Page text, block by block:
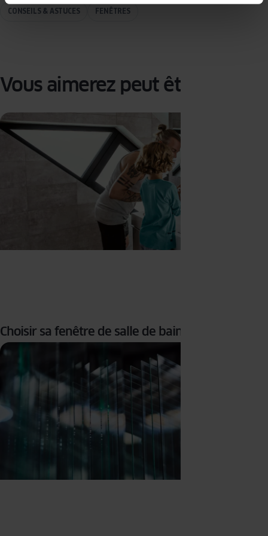
CONSEILS & ASTUCES FENÊTRES
Vous aimerez peut être :
Choisir sa fenêtre de salle de bain